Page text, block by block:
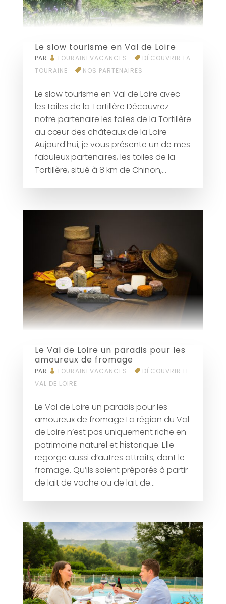
Le slow tourisme en Val de Loire
PAR TOURAINEVACANCES
DÉCOUVRIR LA
TOURAINE
NOS PARTENAIRES
Le slow tourisme en Val de Loire avec
les toiles de la Tortillère Découvrez
notre partenaire les toiles de la Tortillère
au cœur des châteaux de la Loire
Aujourd'hui, je vous présente un de mes
fabuleux partenaires, les toiles de la
Tortillère, situé à 8 km de Chinon,...
Le Val de Loire un paradis pour les
amoureux de fromage
PAR TOURAINEVACANCES
DÉCOUVRIR LE
VAL DE LOIRE
Le Val de Loire un paradis pour les
amoureux de fromage La région du Val
de Loire n’est pas uniquement riche en
patrimoine naturel et historique. Elle
regorge aussi d’autres attraits, dont le
fromage. Qu’ils soient préparés à partir
de lait de vache ou de lait de...